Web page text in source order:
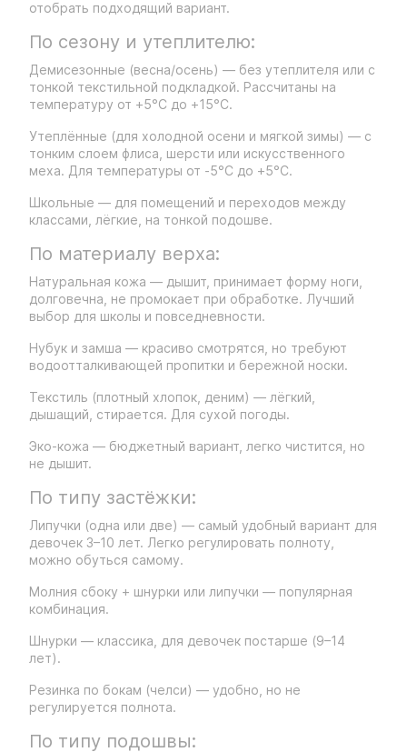
отобрать подходящий вариант.
По сезону и утеплителю:
Демисезонные (весна/осень) — без утеплителя или с
тонкой текстильной подкладкой. Рассчитаны на
температуру от +5°C до +15°C.
Утеплённые (для холодной осени и мягкой зимы) — с
тонким слоем флиса, шерсти или искусственного
меха. Для температуры от -5°C до +5°C.
Школьные — для помещений и переходов между
классами, лёгкие, на тонкой подошве.
По материалу верха:
Натуральная кожа — дышит, принимает форму ноги,
долговечна, не промокает при обработке. Лучший
выбор для школы и повседневности.
Нубук и замша — красиво смотрятся, но требуют
водоотталкивающей пропитки и бережной носки.
Текстиль (плотный хлопок, деним) — лёгкий,
дышащий, стирается. Для сухой погоды.
Эко-кожа — бюджетный вариант, легко чистится, но
не дышит.
По типу застёжки:
Липучки (одна или две) — самый удобный вариант для
девочек 3–10 лет. Легко регулировать полноту,
можно обуться самому.
Молния сбоку + шнурки или липучки — популярная
комбинация.
Шнурки — классика, для девочек постарше (9–14
лет).
Резинка по бокам (челси) — удобно, но не
регулируется полнота.
По типу подошвы: